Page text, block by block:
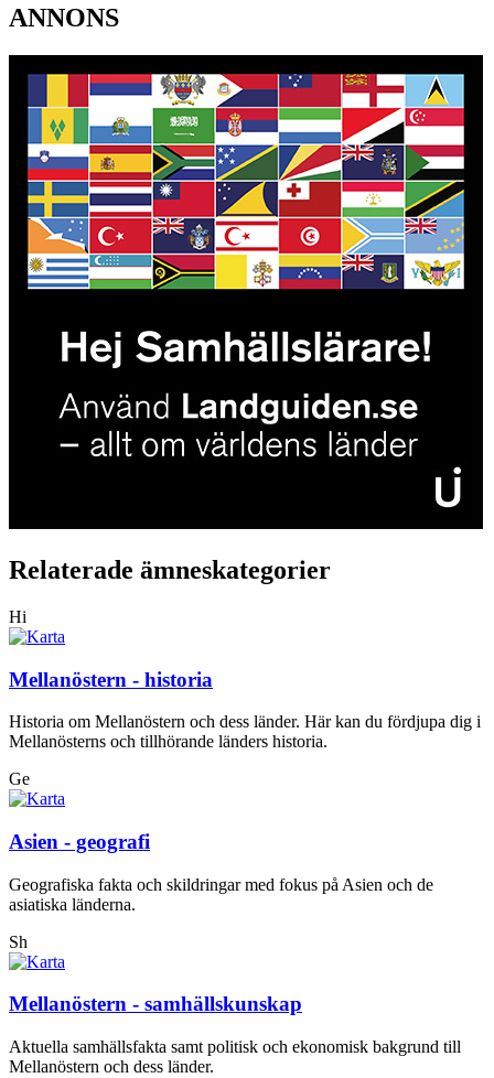
ANNONS
Relaterade ämneskategorier
Hi
Mellanöstern - historia
Historia om Mellanöstern och dess länder. Här kan du fördjupa dig i
Mellanösterns och tillhörande länders historia.
Ge
Asien - geografi
Geografiska fakta och skildringar med fokus på Asien och de
asiatiska länderna.
Sh
Mellanöstern - samhällskunskap
Aktuella samhällsfakta samt politisk och ekonomisk bakgrund till
Mellanöstern och dess länder.